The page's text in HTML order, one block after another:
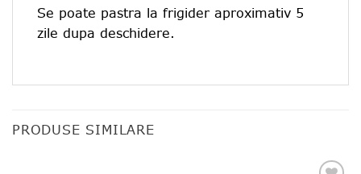
Se poate pastra la frigider aproximativ 5
zile dupa deschidere.
PRODUSE SIMILARE